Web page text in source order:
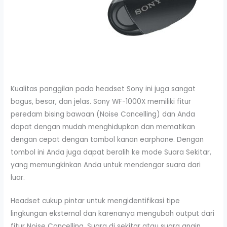
Kualitas panggilan pada headset Sony ini juga sangat
bagus, besar, dan jelas. Sony WF-1000X memiliki fitur
peredam bising bawaan (Noise Cancelling) dan Anda
dapat dengan mudah menghidupkan dan mematikan
dengan cepat dengan tombol kanan earphone. Dengan
tombol ini Anda juga dapat beralih ke mode Suara Sekitar,
yang memungkinkan Anda untuk mendengar suara dari
luar.
Headset cukup pintar untuk mengidentifikasi tipe
lingkungan eksternal dan karenanya mengubah output dari